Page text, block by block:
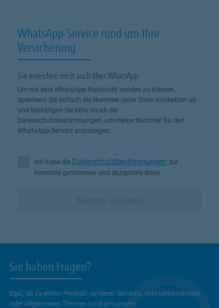
für Sie zu finden.
❓ Können bestehende Verträge überprüft werden?
Ja, ich analysiere Ihre aktuellen Versicherungen und optimiere
diese bei Bedarf.
❓ Wie läuft die Beratung ab?
Erstgespräch → Analyse → individuelles Konzept → Ihre
Entscheidung.
❓ Ist auch Online-Beratung möglich?
„Mir ist wichtig, dass Sie genau verstehen, was Sie abschließen
– und warum es zu Ihnen passt."
WhatsApp-Service rund um Ihre
Versicherung
Sie erreichen mich auch über WhatsApp
Um mir eine WhatsApp-Nachricht senden zu können,
speichern Sie einfach die Nummer unter Ihren Kontakten ab
und bestätigen Sie bitte vorab die
Datenschutzbestimmungen, um meine Nummer für den
WhatsApp-Service anzuzeigen.
Ich habe die Datenschutzbestimmungen zur Kenntnis
Ich habe die Datenschutzbestimmungen zur
Kenntnis genommen und akzeptiere diese.
Sie haben Fragen?
Egal, ob zu einem Produkt, unseren Services, dem Unternehmen
oder allgemeinen Themen rund um unsere